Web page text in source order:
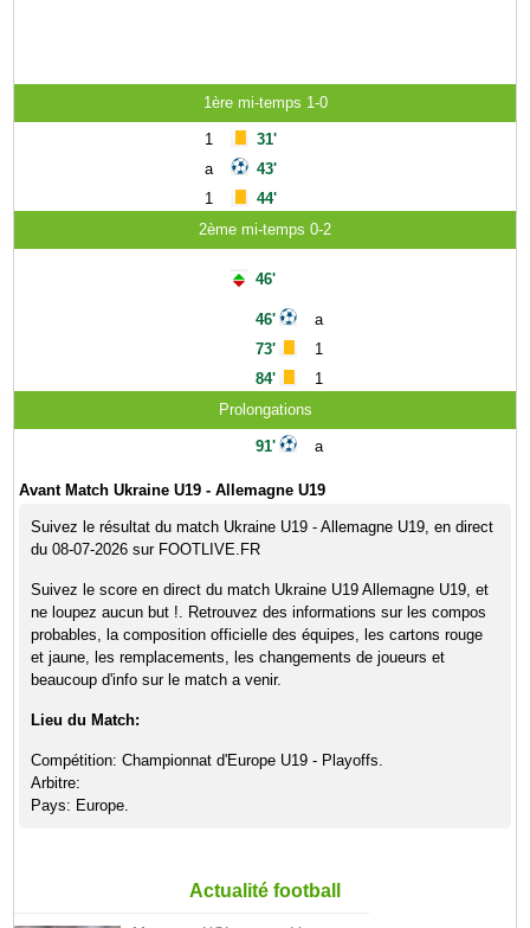
1ère mi-temps 1-0
1
a
1
31'
43'
44'
2ème mi-temps 0-2
46'
46'
73'
84'
a
1
1
Prolongations
91' a
Avant Match Ukraine U19 - Allemagne U19
Suivez le résultat du match Ukraine U19 - Allemagne U19, en direct
du 08-07-2026 sur FOOTLIVE.FR
Suivez le score en direct du match Ukraine U19 Allemagne U19, et
ne loupez aucun but !. Retrouvez des informations sur les compos
probables, la composition officielle des équipes, les cartons rouge
et jaune, les remplacements, les changements de joueurs et
beaucoup d'info sur le match a venir.
Lieu du Match:
Compétition: Championnat d'Europe U19 - Playoffs.
Arbitre:
Pays: Europe.
Actualité football